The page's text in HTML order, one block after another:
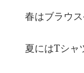
春はブラウス
夏にはTシャ